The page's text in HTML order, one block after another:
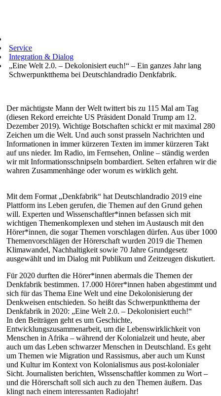
Service
Integration & Dialog
„Eine Welt 2.0. – Dekolonisiert euch!“ – Ein ganzes Jahr lang
Schwerpunktthema bei Deutschlandradio Denkfabrik.
Der mächtigste Mann der Welt twittert bis zu 115 Mal am Tag
(diesen Rekord erreichte US Präsident Donald Trump am 12.
Dezember 2019). Wichtige Botschaften schickt er mit maximal 280
Zeichen um die Welt. Und auch sonst prasseln Nachrichten und
Informationen in immer kürzeren Texten im immer kürzeren Takt
auf uns nieder. Im Radio, im Fernsehen, Online – ständig werden
wir mit Informationsschnipseln bombardiert. Selten erfahren wir die
wahren Zusammenhänge oder worum es wirklich geht.
Mit dem Format „Denkfabrik“ hat Deutschlandradio 2019 eine
Plattform ins Leben gerufen, die Themen auf den Grund gehen
will. Experten und Wissenschaftler*innen befassen sich mit
wichtigen Themenkomplexen und stehen im Austausch mit den
Hörer*innen, die sogar Themen vorschlagen dürfen. Aus über 1000
Themenvorschlägen der Hörerschaft wurden 2019 die Themen
Klimawandel, Nachhaltigkeit sowie 70 Jahre Grundgesetz
ausgewählt und im Dialog mit Publikum und Zeitzeugen diskutiert.
Für 2020 durften die Hörer*innen abermals die Themen der
Denkfabrik bestimmen. 17.000 Hörer*innen haben abgestimmt und
sich für das Thema Eine Welt und eine Dekolonisierung der
Denkweisen entschieden. So heißt das Schwerpunktthema der
Denkfabrik in 2020: „Eine Welt 2.0. – Dekolonisiert euch!“
In den Beiträgen geht es um Geschichte,
Entwicklungszusammenarbeit, um die Lebenswirklichkeit von
Menschen in Afrika – während der Kolonialzeit und heute, aber
auch um das Leben schwarzer Menschen in Deutschland. Es geht
um Themen wie Migration und Rassismus, aber auch um Kunst
und Kultur im Kontext von Kolonialismus aus post-kolonialer
Sicht. Journalisten berichten, Wissenschaftler kommen zu Wort –
und die Hörerschaft soll sich auch zu den Themen äußern. Das
klingt nach einem interessanten Radiojahr!